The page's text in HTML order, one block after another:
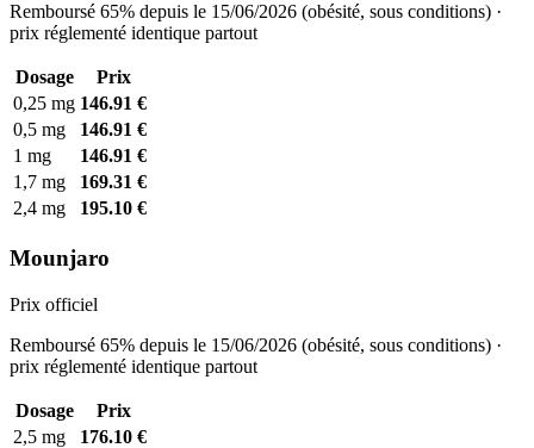
Remboursé 65% depuis le 15/06/2026 (obésité, sous conditions) ·
prix réglementé identique partout
Dosage
Prix
0,25 mg 146.91 €
0,5 mg
146.91 €
1 mg
146.91 €
1,7 mg
169.31 €
2,4 mg
195.10 €
Mounjaro
Prix officiel
Remboursé 65% depuis le 15/06/2026 (obésité, sous conditions) ·
prix réglementé identique partout
Dosage
Prix
2,5 mg
176.10 €